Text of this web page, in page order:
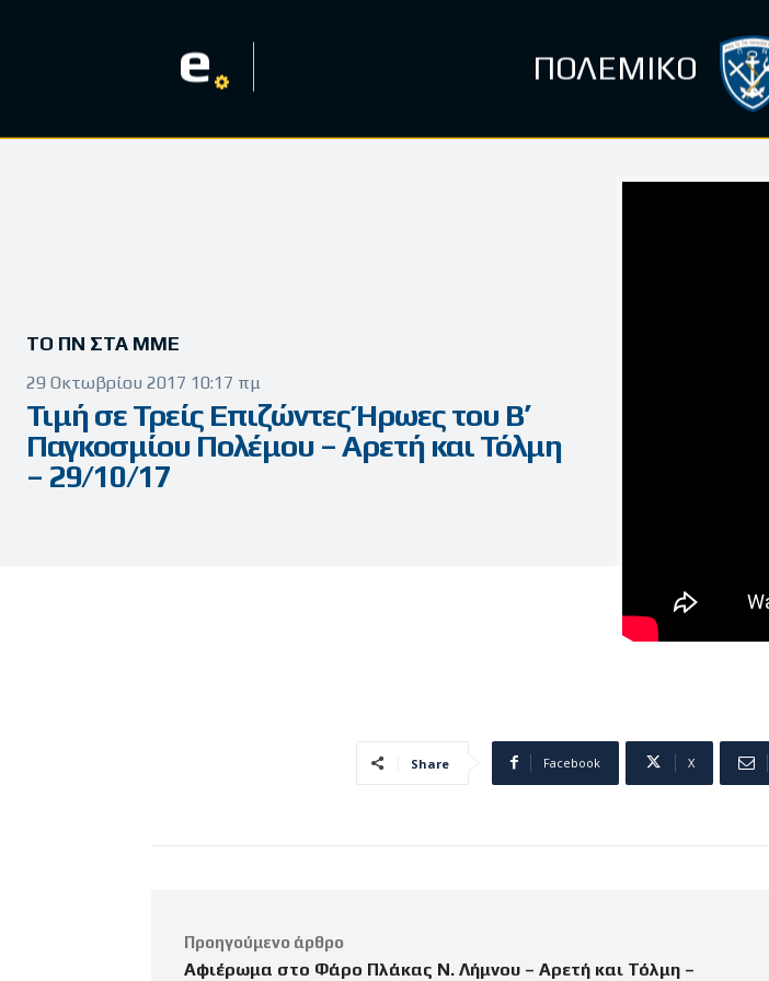
e ΠΟΛΕΜΙΚΟ
ΤΟ ΠΝ ΣΤΑ ΜΜΕ
29 Οκτωβρίου 2017 10:17 πμ
Τιμή σε Τρείς Επιζώντες Ήρωες του Β’
Παγκοσμίου Πολέμου – Αρετή και Τόλμη
– 29/10/17
Share Facebook X
Προηγούμενο άρθρο
Αφιέρωμα στο Φάρο Πλάκας Ν. Λήμνου – Αρετή και Τόλμη –